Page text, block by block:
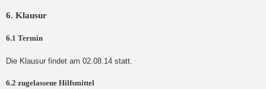
6. Klausur
6.1 Termin
Die Klausur findet am 02.08.14 statt.
6.2 zugelassene Hilfsmittel